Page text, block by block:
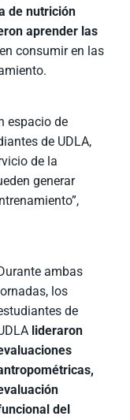
de nutrición
aprender las
consumir en las
espacio de
de UDLA,
de la
generar
ambas
los
de
lideraron
del